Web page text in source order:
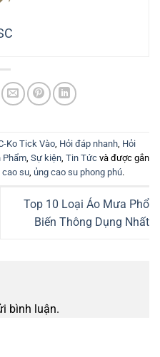
Ko Tick Vào, Hỏi đáp nhanh, Hỏi
Phẩm, Sự kiện, Tin Tức và được gắn
cao su, ủng cao su phong phú.
Top 10 Loại Áo Mưa Phổ
Biến Thông Dụng Nhất
bình luận.